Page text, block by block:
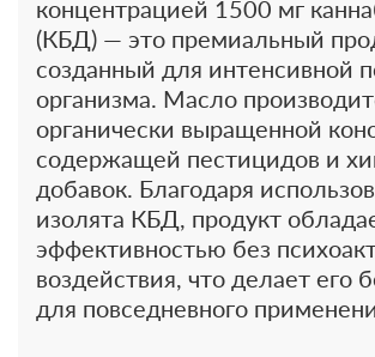
концентрацией 1500 мг
(КБД) — это премиальный
созданный для интенсивной
организма. Масло
органически выращенной
содержащей пестицидов и
добавок. Благодаря
изолята КБД, продукт
эффективностью без
воздействия, что делает его
для повседневного